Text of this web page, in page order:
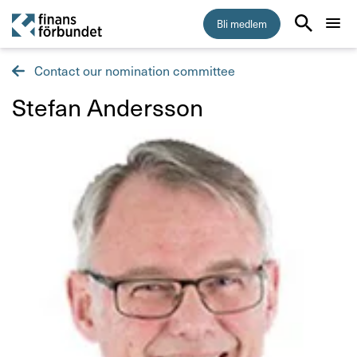
Bli medlem
Råd & stöd
Om Finansförbundet
Press & opinion
Förtroendevald
Contact our nomination committee
Stefan Andersson